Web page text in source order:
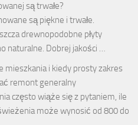
są trwałe?
są piękne i trwałe.
drewnopodobne płyty
naturalne. Dobrej jakości …
mieszkania i kiedy prosty zakres
remont generalny
często wiąże się z pytaniem, ile
może wynosić od 800 do